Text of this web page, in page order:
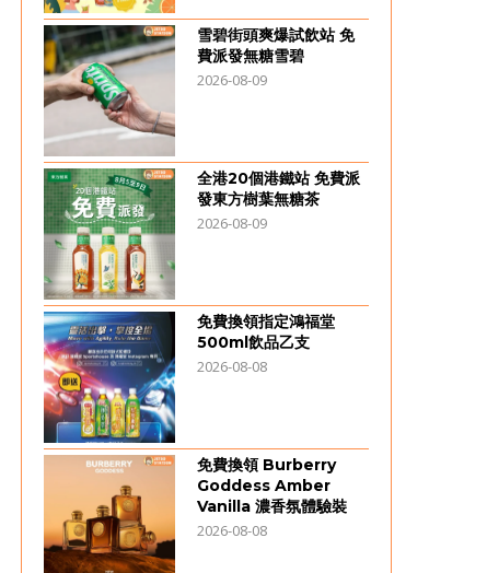
雪碧街頭爽爆試飲站 免
費派發無糖雪碧
2026-08-09
全港20個港鐵站 免費派
發東方樹葉無糖茶
2026-08-09
免費換領指定鴻福堂
500ml飲品乙支
2026-08-08
免費換領 Burberry
Goddess Amber
Vanilla 濃香氛體驗裝
2026-08-08